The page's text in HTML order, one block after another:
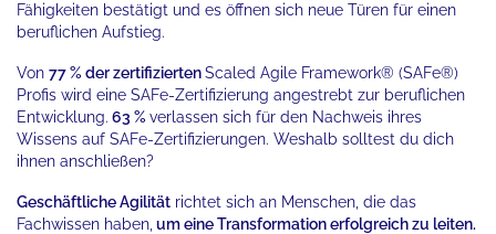
Fähigkeiten bestätigt und es öffnen sich neue Türen für einen
beruflichen Aufstieg.
Von 77 % der zertifiziertenScaled Agile Framework® (SAFe®)
Profis wird eine SAFe-Zertifizierung angestrebt zur beruflichen
Entwicklung. 63 % verlassen sich für den Nachweis ihres
Wissens auf SAFe-Zertifizierungen. Weshalb solltest du dich
ihnen anschließen?
Geschäftliche Agilität richtet sich an Menschen, die das
Fachwissen haben, um eine Transformation erfolgreich zu leiten.